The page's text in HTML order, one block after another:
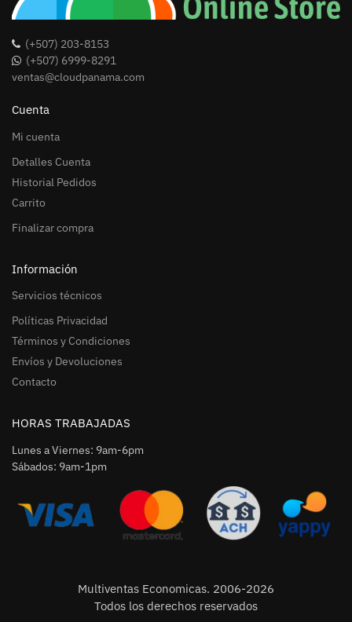
(+507) 203-8153
(+507) 6999-8291
ventas@cloudpanama.com
Cuenta
Mi cuenta
Detalles Cuenta
Historial Pedidos
Carrito
Finalizar compra
Información
Servicios técnicos
Políticas Privacidad
Términos y Condiciones
Envíos y Devoluciones
Contacto
HORAS TRABAJADAS
Lunes a Viernes: 9am-6pm
Sábados: 9am-1pm
Multiventas Economicas. 2006-2026
Todos los derechos reservados